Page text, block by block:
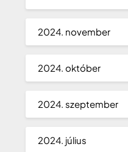
2024. november
2024. október
2024. szeptember
2024. július